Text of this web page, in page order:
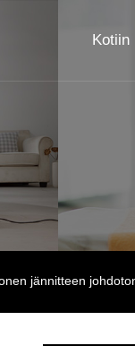
Kotiin
jännitteen